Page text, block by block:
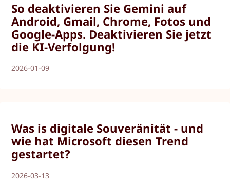
So deaktivieren Sie Gemini auf
Android, Gmail, Chrome, Fotos und
Google-Apps. Deaktivieren Sie jetzt
die KI-Verfolgung!
2026-01-09
Was is digitale Souveränität - und
wie hat Microsoft diesen Trend
gestartet?
2026-03-13